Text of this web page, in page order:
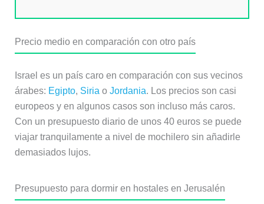
Precio medio en comparación con otro país
Israel es un país caro en comparación con sus vecinos
árabes: Egipto, Siria o Jordania. Los precios son casi
europeos y en algunos casos son incluso más caros.
Con un presupuesto diario de unos 40 euros se puede
viajar tranquilamente a nivel de mochilero sin añadirle
demasiados lujos.
Presupuesto para dormir en hostales en Jerusalén